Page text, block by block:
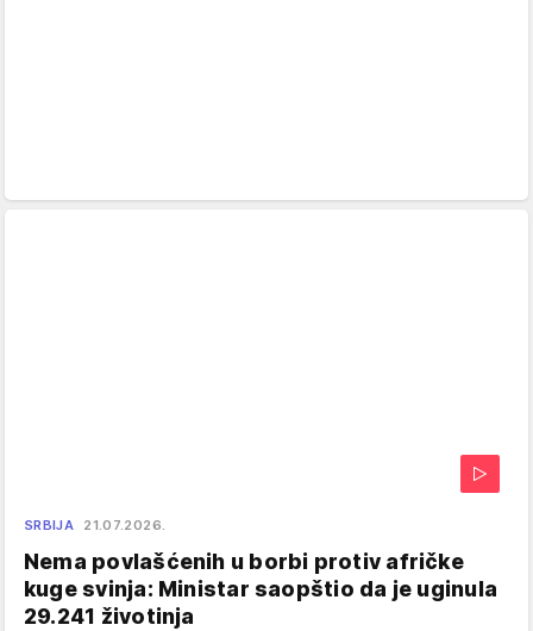
SRBIJA 21.07.2026.
Nema povlašćenih u borbi protiv afričke
kuge svinja: Ministar saopštio da je uginula
29.241 životinja